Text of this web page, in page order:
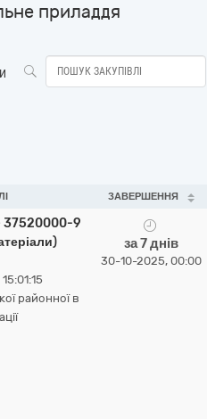
приладдя
ЗАВЕРШЕННЯ
37520000-9
районної в
за 7 днів
30-10-2025, 00:00